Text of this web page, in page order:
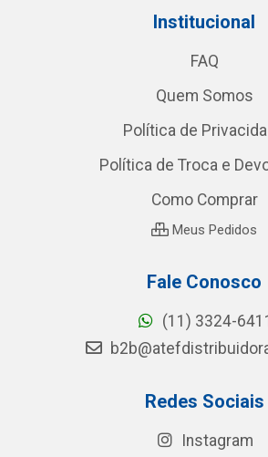
Institucional
FAQ
Quem Somos
Política de
Política de Troca e
Como Comprar
Meus Pedidos
Fale Conosco
(11) 3324-
Redes Sociais
Instagram